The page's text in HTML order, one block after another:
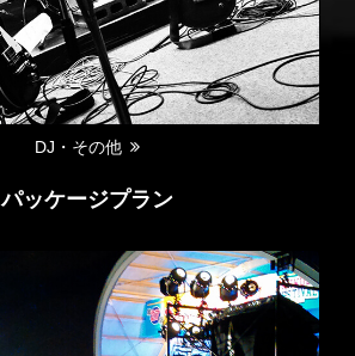
DJ・その他
パッケージプラン